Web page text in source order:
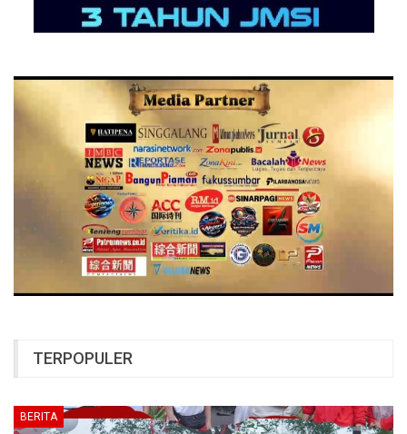
TERPOPULER
BERITA